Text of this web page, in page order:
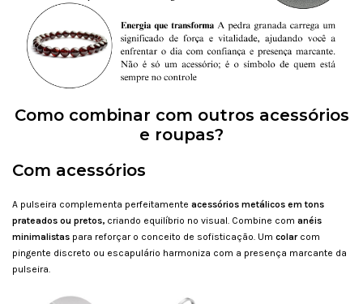
Como combinar com outros acessórios
e roupas?
Com acessórios
A pulseira complementa perfeitamente acessórios metálicos em tons
prateados ou pretos, criando equilíbrio no visual. Combine com anéis
minimalistas para reforçar o conceito de sofisticação. Um colar com
pingente discreto ou escapulário harmoniza com a presença marcante da
pulseira.